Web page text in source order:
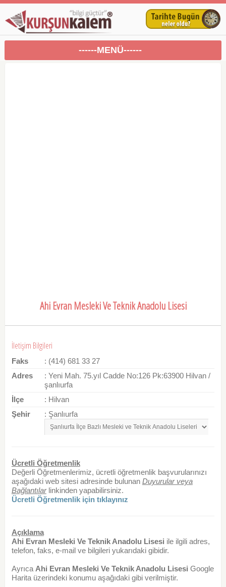
------MENÜ------
Ahi Evran Mesleki Ve Teknik Anadolu Lisesi
İletişim Bilgileri
Faks
: (414) 681 33 27
Adres
: Yeni Mah. 75.yıl Cadde No:126 Pk:63900 Hilvan /
şanlıurfa
İlçe
: Hilvan
Şehir
: Şanlıurfa
Ücretli Öğretmenlik
Değerli Öğretmenlerimiz, ücretli öğretmenlik başvurularınızı
aşağıdaki web sitesi adresinde bulunan Duyurular veya
Bağlantılarlinkinden yapabilirsiniz.
Ücretli Öğretmenlik için tıklayınız
Açıklama
Ahi Evran Mesleki Ve Teknik Anadolu Lisesi ile ilgili adres,
telefon, faks, e-mail ve bilgileri yukarıdaki gibidir.
AyrıcaAhi Evran Mesleki Ve Teknik Anadolu Lisesi Google
Harita üzerindeki konumu aşağıdaki gibi verilmiştir.